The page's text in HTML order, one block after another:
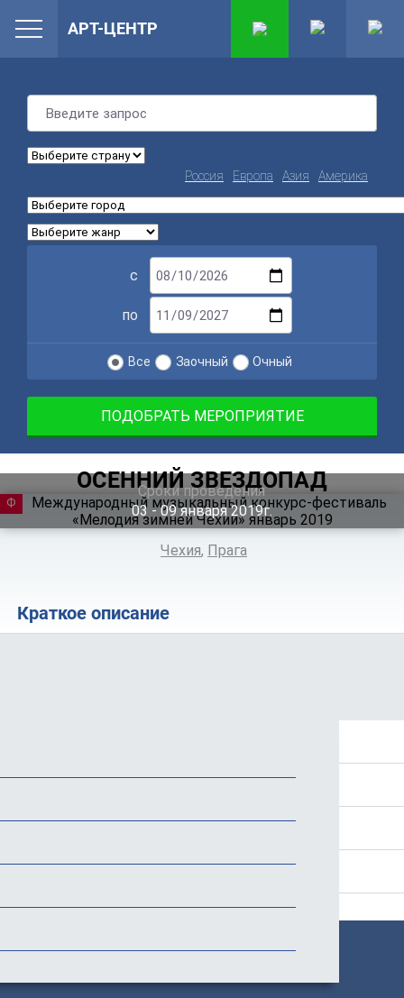
Россия Европа Азия Америка
с
по
Все Заочный Очный
ПОДОБРАТЬ МЕРОПРИЯТИЕ
ОСЕННИЙ ЗВЕЗДОПАД
Сроки проведения
03 ‐ 09января 2019г.
ФЕСТИВАЛЬ
Чехия, Прага
Краткое описание
АРТ-ЦЕНТР